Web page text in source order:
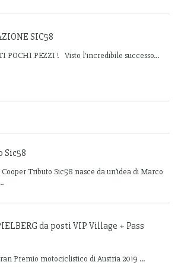
SIC58
POCHI PEZZI ! Visto l'incredibile successo...
Sic58
Tributo Sic58 nasce da un’idea di Marco
da posti VIP Village + Pass
Premio motociclistico di Austria 2019 ...